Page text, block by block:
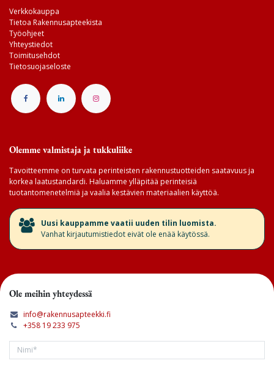
Verkkokauppa
Tietoa Rakennusapteekista
Työohjeet
Yhteystiedot
Toimitusehdot
Tietosuojaseloste
Olemme valmistaja ja tukkuliike
Tavoitteemme on turvata perinteisten rakennustuotteiden saatavuus ja
korkea laatustandardi. Haluamme ylläpitää perinteisiä
tuotantomenetelmiä ja vaalia kestävien materiaalien käyttöä.
​Uusi kauppamme vaatii uuden tilin luomista.
Vanhat kirjautumistiedot eivät ole enää käytössä.
Ole meihin yhteydessä
info@rakennusapteekki.fi
+358 19 233 975